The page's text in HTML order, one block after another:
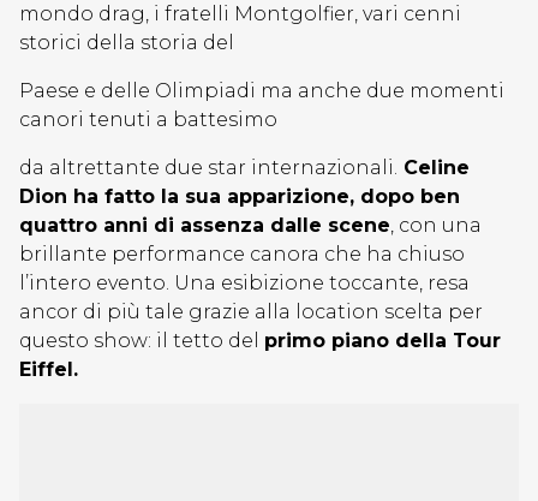
mondo drag, i fratelli Montgolfier, vari cenni
storici della storia del
Paese e delle Olimpiadi ma anche due momenti
canori tenuti a battesimo
da altrettante due star internazionali. Celine
Dion ha fatto la sua apparizione, dopo ben
quattro anni di assenza dalle scene, con una
brillante performance canora che ha chiuso
l’intero evento. Una esibizione toccante, resa
ancor di più tale grazie alla location scelta per
questo show: il tetto del primo piano della Tour
Eiffel.